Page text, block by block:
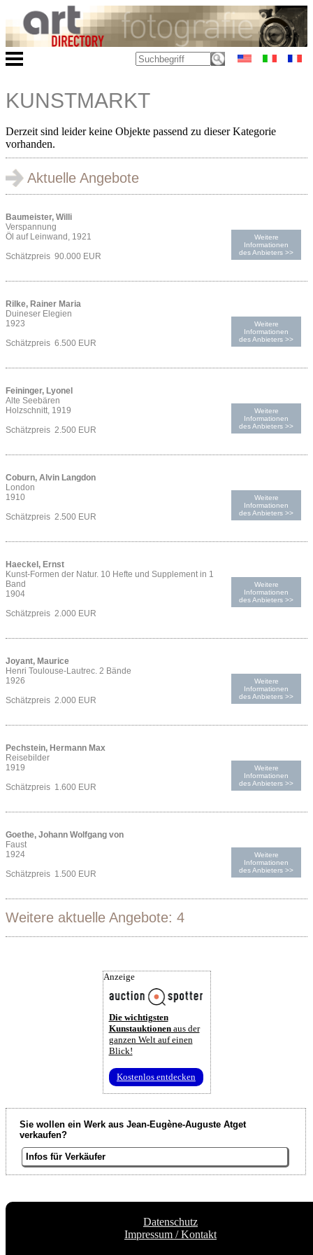
KUNSTMARKT
Derzeit sind leider keine Objekte passend zu dieser Kategorie
vorhanden.
Aktuelle Angebote
Baumeister, Willi
Verspannung
Öl auf Leinwand, 1921
Schätzpreis 90.000 EUR
Weitere
Informationen
des Anbieters >>
Rilke, Rainer Maria
Duineser Elegien
1923
Schätzpreis 6.500 EUR
Weitere
Informationen
des Anbieters >>
Feininger, Lyonel
Alte Seebären
Holzschnitt, 1919
Schätzpreis 2.500 EUR
Weitere
Informationen
des Anbieters >>
Coburn, Alvin Langdon
London
1910
Schätzpreis 2.500 EUR
Weitere
Informationen
des Anbieters >>
Haeckel, Ernst
Kunst-Formen der Natur. 10 Hefte und Supplement in 1
Band
1904
Schätzpreis 2.000 EUR
Weitere
Informationen
des Anbieters >>
Joyant, Maurice
Henri Toulouse-Lautrec. 2 Bände
1926
Schätzpreis 2.000 EUR
Weitere
Informationen
des Anbieters >>
Pechstein, Hermann Max
Reisebilder
1919
Schätzpreis 1.600 EUR
Weitere
Informationen
des Anbieters >>
Goethe, Johann Wolfgang von
Faust
1924
Schätzpreis 1.500 EUR
Weitere
Informationen
des Anbieters >>
Weitere aktuelle Angebote: 4
Anzeige
Die wichtigsten
Kunstauktionenaus der
ganzen Welt auf einen
Blick!
Kostenlos entdecken
Sie wollen ein Werk aus Jean-Eugène-Auguste Atget
verkaufen?
Infos für Verkäufer
Datenschutz
Impressum / Kontakt